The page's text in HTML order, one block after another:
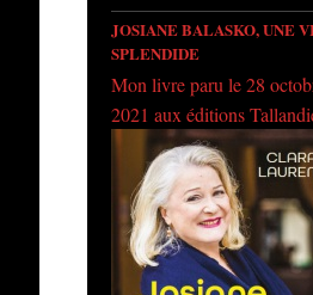
JOSIANE BALASKO, UNE
SPLENDIDE
Mon livre paru le 28
2021 aux éditions